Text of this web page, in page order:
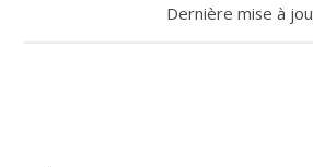
Dernière mise à